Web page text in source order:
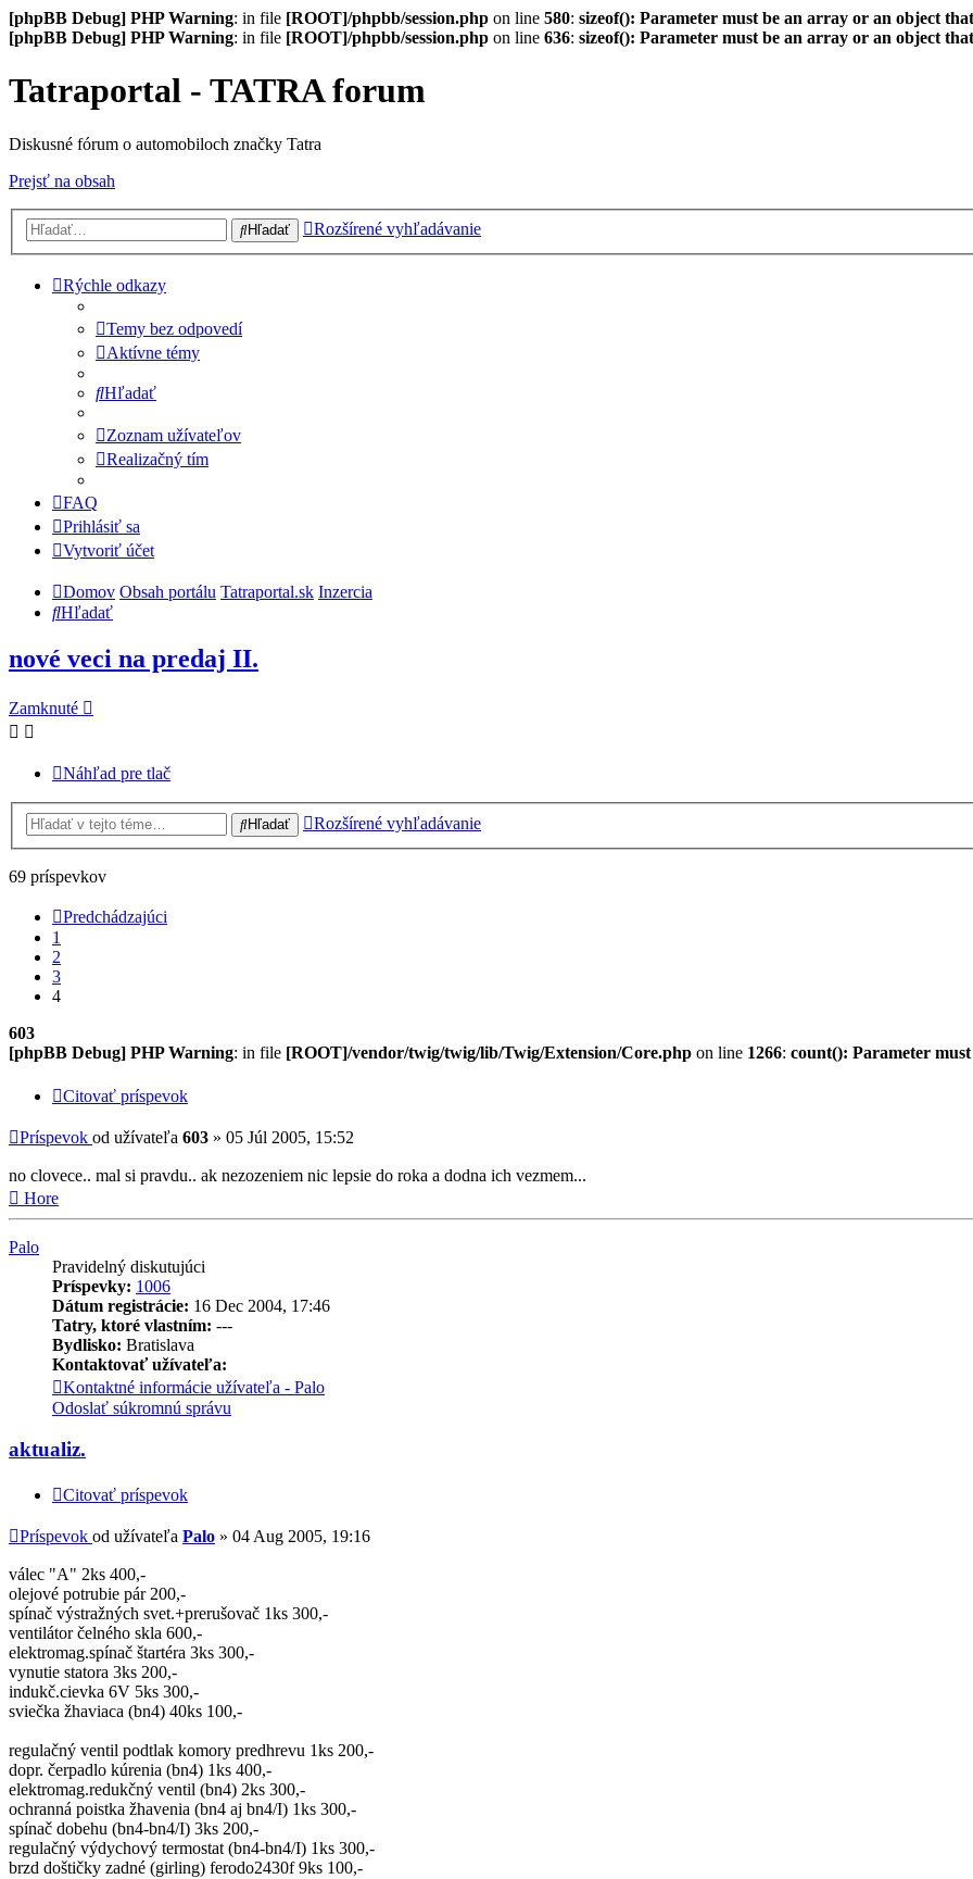
[phpBB Debug] PHP Warning: in file [ROOT]/phpbb/session.php on line 580: sizeof(): Parameter must be an array or an object
[phpBB Debug] PHP Warning: in file [ROOT]/phpbb/session.php on line 636: sizeof(): Parameter must be an array or an object
Tatraportal - TATRA forum
Diskusné fórum o automobiloch značky Tatra
Prejsť na obsah
Hľadať Rozšírené vyhľadávanie
Rýchle odkazy
Temy bez odpovedí
Aktívne témy
Hľadať
Zoznam užívateľov
Realizačný tím
FAQ
Prihlásiť sa
Vytvoriť účet
Domov Obsah portálu Tatraportal.sk Inzercia
Hľadať
nové veci na predaj II.
Zamknuté
Náhľad pre tlač
Hľadať Rozšírené vyhľadávanie
69 príspevkov
Predchádzajúci
1
2
3
4
603
[phpBB Debug] PHP Warning: in file [ROOT]/vendor/twig/twig/lib/Twig/Extension/Core.php on line 1266: count(): Parameter
Citovať príspevok
Príspevok od užívateľa 603 » 05 Júl 2005, 15:52
no clovece.. mal si pravdu.. ak nezozeniem nic lepsie do roka a dodna ich vezmem...
Hore
Palo
Pravidelný diskutujúci
Príspevky: 1006
Dátum registrácie: 16 Dec 2004, 17:46
Tatry, ktoré vlastním: ---
Bydlisko: Bratislava
Kontaktovať užívateľa:
Kontaktné informácie užívateľa - Palo
Odoslať súkromnú správu
aktualiz.
Citovať príspevok
Príspevok od užívateľa Palo » 04 Aug 2005, 19:16
válec "A" 2ks 400,-
olejové potrubie pár 200,-
spínač výstražných svet.+prerušovač 1ks 300,-
ventilátor čelného skla 600,-
elektromag.spínač štartéra 3ks 300,-
vynutie statora 3ks 200,-
indukč.cievka 6V 5ks 300,-
sviečka žhaviaca (bn4) 40ks 100,-
regulačný ventil podtlak komory predhrevu 1ks 200,-
dopr. čerpadlo kúrenia (bn4) 1ks 400,-
elektromag.redukčný ventil (bn4) 2ks 300,-
ochranná poistka žhavenia (bn4 aj bn4/I) 1ks 300,-
spínač dobehu (bn4-bn4/I) 3ks 200,-
regulačný výdychový termostat (bn4-bn4/I) 1ks 300,-
brzd doštičky zadné (girling) ferodo2430f 9ks 100,-